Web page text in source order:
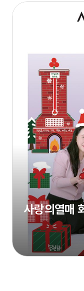
사랑의열매